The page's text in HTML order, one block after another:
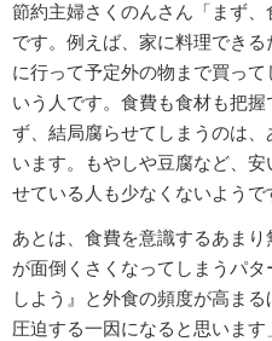
節約主婦さくのんさん「まず
です。例えば、家に料理でき
に行って予定外の物まで買っ
いう人です。食費も食材も把
ず、結局腐らせてしまうのは
います。もやしや豆腐など、
せている人も少なくないようで
あとは、食費を意識するあま
が面倒くさくなってしまうパ
しよう』と外食の頻度が高ま
圧迫する一因になると思います